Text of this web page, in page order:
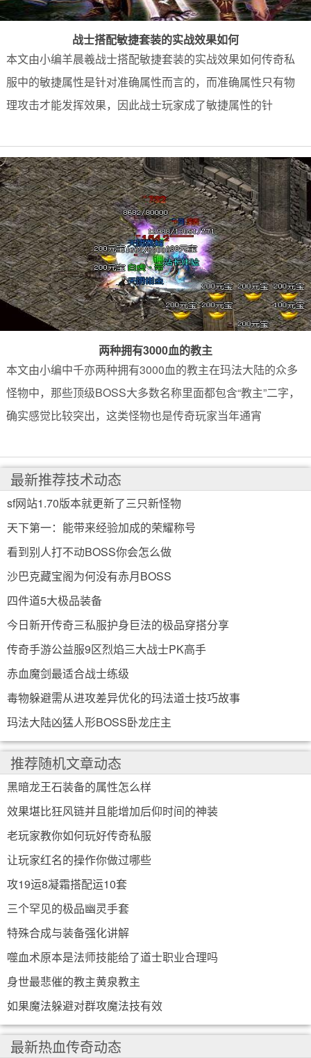
战士搭配敏捷套装的实战效果如何
本文由小编羊晨羲战士搭配敏捷套装的实战效果如何传奇私
服中的敏捷属性是针对准确属性而言的，而准确属性只有物
理攻击才能发挥效果，因此战士玩家成了敏捷属性的针
两种拥有3000血的教主
本文由小编中千亦两种拥有3000血的教主在玛法大陆的众多
怪物中，那些顶级BOSS大多数名称里面都包含“教主”二字，
确实感觉比较突出，这类怪物也是传奇玩家当年通宵
最新推荐技术动态
sf网站1.70版本就更新了三只新怪物
天下第一：能带来经验加成的荣耀称号
看到别人打不动BOSS你会怎么做
沙巴克藏宝阁为何没有赤月BOSS
四件道5大极品装备
今日新开传奇三私服护身巨法的极品穿搭分享
传奇手游公益服9区烈焰三大战士PK高手
赤血魔剑最适合战士练级
毒物躲避需从进攻差异优化的玛法道士技巧故事
玛法大陆凶猛人形BOSS卧龙庄主
推荐随机文章动态
黑暗龙王石装备的属性怎么样
效果堪比狂风链并且能增加后仰时间的神装
老玩家教你如何玩好传奇私服
让玩家红名的操作你做过哪些
攻19运8凝霜搭配运10套
三个罕见的极品幽灵手套
特殊合成与装备强化讲解
噬血术原本是法师技能给了道士职业合理吗
身世最悲催的教主黄泉教主
如果魔法躲避对群攻魔法技有效
最新热血传奇动态